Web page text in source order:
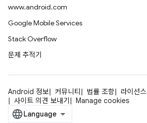
www.android.com
Google Mobile Services
Stack Overflow
문제 추적기
Android 정보 커뮤니티 법률 조항 라이선스
사이트 의견 보내기
Manage cookies